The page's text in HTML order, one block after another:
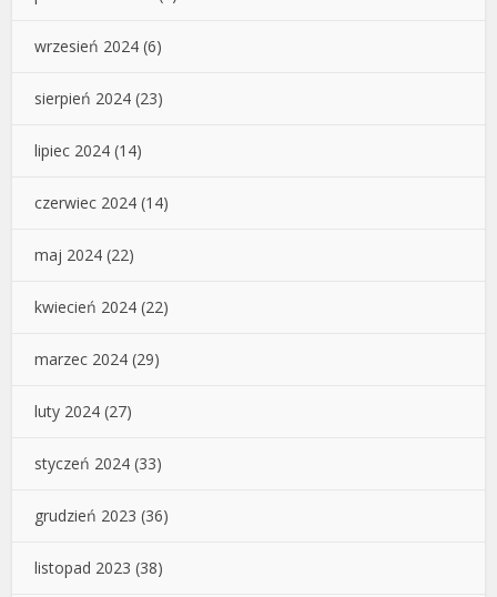
wrzesień 2024 (6)
sierpień 2024 (23)
lipiec 2024 (14)
czerwiec 2024 (14)
maj 2024 (22)
kwiecień 2024 (22)
marzec 2024 (29)
luty 2024 (27)
styczeń 2024 (33)
grudzień 2023 (36)
listopad 2023 (38)